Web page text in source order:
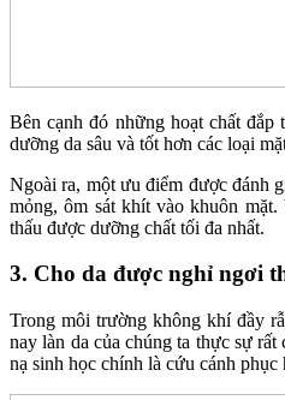
Bên cạnh đó những hoạt chất
dưỡng da sâu và tốt hơn các loại
Ngoài ra, một ưu điểm được đánh
mỏng, ôm sát khít vào khuôn
thấu được dưỡng chất tối đa nhất.
3. Cho da được nghỉ ngơi
Trong môi trường không khí đầy
nay làn da của chúng ta thực sự
nạ sinh học chính là cứu cánh phục